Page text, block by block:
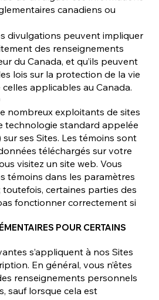
canadiens ou
divulgations peuvent impliquer
des renseignements
du Canada, et qu’ils peuvent
lois sur la protection de la vie
applicables au Canada.
nombreux exploitants de sites
technologie standard appelée
sur ses Sites. Les témoins sont
téléchargés sur votre
visitez un site web. Vous
témoins dans les paramètres
certaines parties des
fonctionner correctement si
POUR CERTAINS
s’appliquent à nos Sites
En général, vous n’êtes
renseignements personnels
sauf lorsque cela est